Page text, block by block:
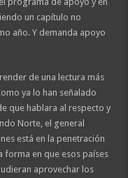
un capítulo no
año. Y demanda apoyo
de una lectura más
ya lo han señalado
que hablara al respecto y
Norte, el general
está en la penetración
forma en que esos países
aprovechar los